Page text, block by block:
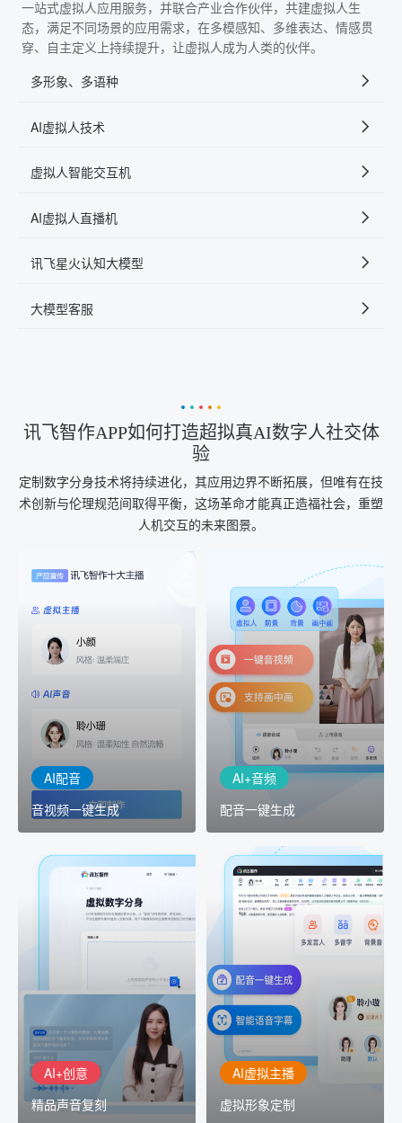
一站式虚拟人应用服务，并联合产业合作伙伴，共建虚拟人生
态，满足不同场景的应用需求，在多模感知、多维表达、情感贯
穿、自主定义上持续提升，让虚拟人成为人类的伙伴。
多形象、多语种
AI虚拟人技术
虚拟人智能交互机
AI虚拟人直播机
讯飞星火认知大模型
大模型客服
讯飞智作APP如何打造超拟真AI数字人社交体
验
定制数字分身技术将持续进化，其应用边界不断拓展，但唯有在技
术创新与伦理规范间取得平衡，这场革命才能真正造福社会，重塑
人机交互的未来图景。
AI配音
音视频一键生成
AI配音
音视频一键生成
室"中输入文本或录音，一
出
AI+音频
配音一键生成
AI+音频
配音一键生成
AI+音频：基于全球领先的
TTS能力打造的AI音频制作
工具，输入文本、选择发
音人即可一键生成专业音
AI+创意
精品声音复刻
AI+创意
精品声音复刻
AI+创意：AIGC 能力集中
展示窗口，体验 AIGC 给
生活和生产带来的改变
AI虚拟主播
虚拟形象定制
讯飞智作：让每一个内容
创作者高效生产灵活定制